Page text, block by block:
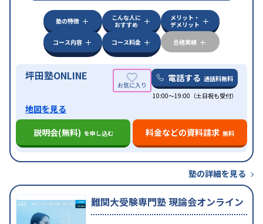
特徴
中高一貫校生に対応授業の振替可能 不登校生に対
学習にPC・タブレットを利用オンライン対応
科目から受講可能季節講習のみの受講可発達障害
の子どもに対応
塾の特徴
こんな人に
おすすめ
メリット・
デメリット
コース内容
コース料金 合格実績
坪田塾ONLINE 電話する 通話料無料
10:00～19:00（土日祝も受付）
地図を見る
説明会(無料) を申し込む 料金などの資料請求 無料
塾の詳細を見る
難関大受験専門塾 現論会オンライン